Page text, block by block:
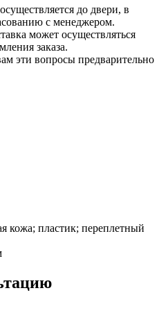
до двери, в
с менеджером.
может осуществляться
заказа.
эти вопросы предварительно
кожа; пластик; переплетный